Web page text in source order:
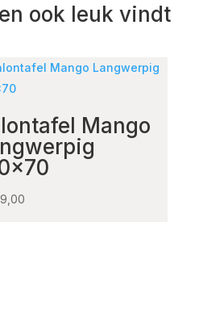
ook leuk vindt
Mango